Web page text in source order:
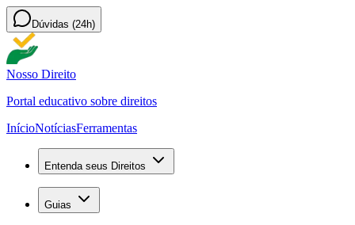
Dúvidas (24h)
Nosso Direito
Portal educativo sobre direitos
InícioNotíciasFerramentas
Entenda seus Direitos
Guias